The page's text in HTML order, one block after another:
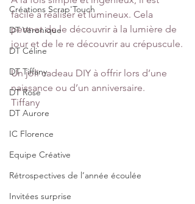
Créations Scrap'Touch
DT Véronique
DT Céline
DT Tiffany
DT Rose
DT Aurore
IC Florence
Equipe Créative
Rétrospectives de l’année écoulée
Invitées surprise
facile à réaliser et lumineux. Cela
permet de le découvrir à la lumière de
jour et de le re découvrir au crépuscule.
Un joli cadeau DIY à offrir lors d’une
naissance ou d’un anniversaire.
Tiffany